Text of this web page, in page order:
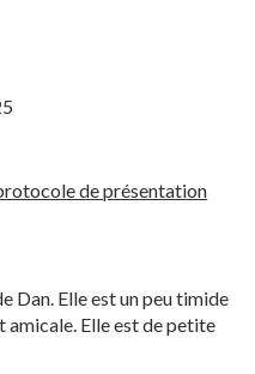
de présentation
Dan. Elle est un peu timide
Elle est de petite